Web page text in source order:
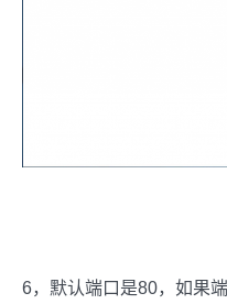
6，默认端口是80，如果